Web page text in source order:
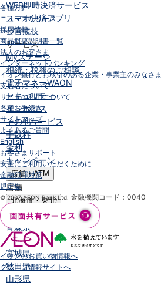
WEB即時決済サービス
スマホ決済アプリ
公営競技
サービス
Myステージ
相続・税務のご相談
電子マネーWAON
セキュリティ
インボイス
その他サービス
手数料
金利
キャンペーン
店舗・ATM
店舗
北海道・東北
北海道
青森県
岩手県
宮城県
秋田県
山形県
各種方針
ニュースリリース
採用情報
商品概要説明書一覧
法人のお客さま
インターネットバンキング
イオン銀行とお取引のある企業・事業主のみなさま
支店名について
サイトの利用について
各種お手続き
サイトマップ
よくあるご質問
English
お客さまサポート
安全にご利用いただくために
金融犯罪対策
規定集
© 2007 AEON Bank,Ltd. 金融機関コード：0040
イオンのお買い物情報へ
グループ情報サイトへ